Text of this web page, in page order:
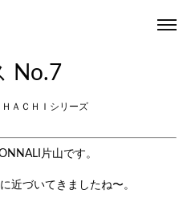
No.7
ＡＣＨＩシリーズ
片山です。
近づいてきましたね〜。